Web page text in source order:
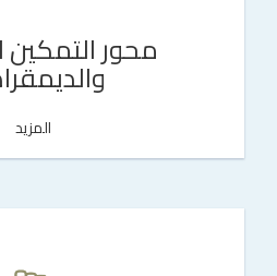
محور
المزيد